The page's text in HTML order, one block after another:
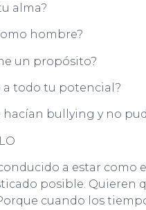
alma?
hombre?
un propósito?
a todo tu potencial?
bullying y no
a estar como
posible. Quieren
cuando los